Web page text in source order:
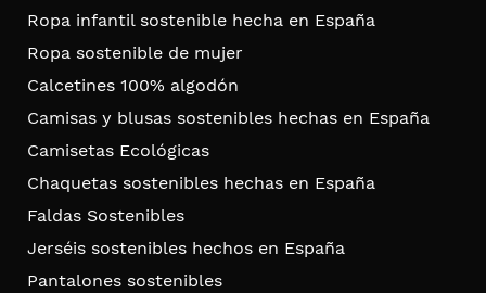
Ropa infantil sostenible hecha en España
Ropa sostenible de mujer
Calcetines 100% algodón
Camisas y blusas sostenibles hechas en España
Camisetas Ecológicas
Chaquetas sostenibles hechas en España
Faldas Sostenibles
Jerséis sostenibles hechos en España
Pantalones sostenibles